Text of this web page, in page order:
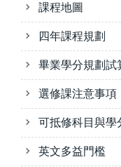
課程地圖
四年課程規劃
畢業學分規劃試
選修課注意事項
可抵修科目與學
英文多益門檻